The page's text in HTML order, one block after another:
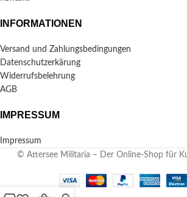
INFORMATIONEN
Versand und Zahlungsbedingungen
Datenschutzerkärung
Widerrufsbelehrung
AGB
IMPRESSUM
Impressum
© Attersee Militaria – Der Online-Shop für